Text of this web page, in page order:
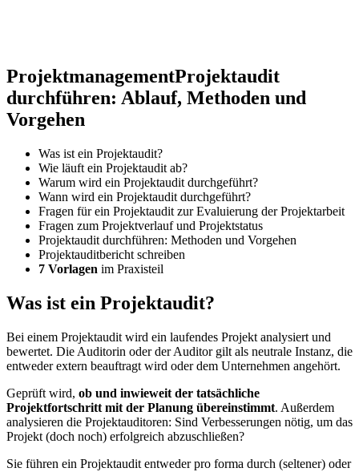
ProjektmanagementProjektaudit
durchführen: Ablauf, Methoden und
Vorgehen
Was ist ein Projektaudit?
Wie läuft ein Projektaudit ab?
Warum wird ein Projektaudit durchgeführt?
Wann wird ein Projektaudit durchgeführt?
Fragen für ein Projektaudit zur Evaluierung der Projektarbeit
Fragen zum Projektverlauf und Projektstatus
Projektaudit durchführen: Methoden und Vorgehen
Projektauditbericht schreiben
7 Vorlagen im Praxisteil
Was ist ein Projektaudit?
Bei einem Projektaudit wird ein laufendes Projekt analysiert und
bewertet. Die Auditorin oder der Auditor gilt als neutrale Instanz, die
entweder extern beauftragt wird oder dem Unternehmen angehört.
Geprüft wird, ob und inwieweit der tatsächliche
Projektfortschritt mit der Planung übereinstimmt. Außerdem
analysieren die Projektauditoren: Sind Verbesserungen nötig, um das
Projekt (doch noch) erfolgreich abzuschließen?
Sie führen ein Projektaudit entweder pro forma durch (seltener) oder